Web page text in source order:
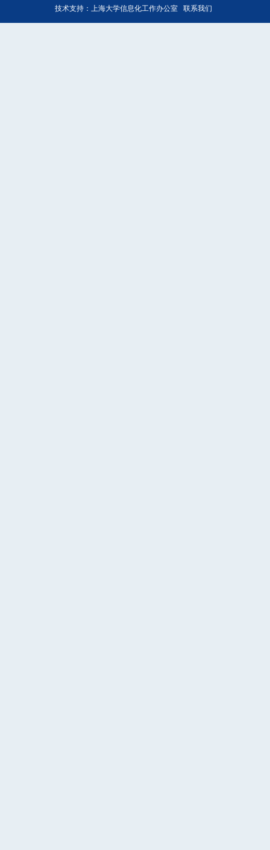
技术支持： 上海大学信息化工作办公室 联系我们